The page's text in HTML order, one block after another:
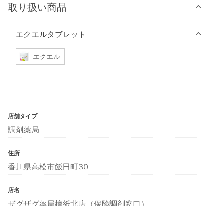
取り扱い商品
エクエルタブレット
エクエル
店舗タイプ
調剤薬局
住所
香川県高松市飯田町30
店名
ザグザグ薬局檀紙北店（保険調剤窓口）